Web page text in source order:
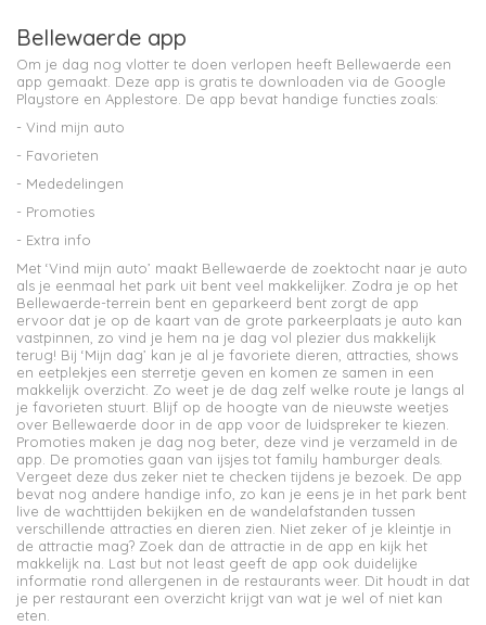
Bellewaerde app
Om je dag nog vlotter te doen verlopen heeft Bellewaerde een
app gemaakt. Deze app is gratis te downloaden via de Google
Playstore en Applestore. De app bevat handige functies zoals:
- Vind mijn auto
- Favorieten
- Mededelingen
- Promoties
- Extra info
Met ‘Vind mijn auto’ maakt Bellewaerde de zoektocht naar je auto
als je eenmaal het park uit bent veel makkelijker. Zodra je op het
Bellewaerde-terrein bent en geparkeerd bent zorgt de app
ervoor dat je op de kaart van de grote parkeerplaats je auto kan
vastpinnen, zo vind je hem na je dag vol plezier dus makkelijk
terug! Bij ‘Mijn dag’ kan je al je favoriete dieren, attracties, shows
en eetplekjes een sterretje geven en komen ze samen in een
makkelijk overzicht. Zo weet je de dag zelf welke route je langs al
je favorieten stuurt. Blijf op de hoogte van de nieuwste weetjes
over Bellewaerde door in de app voor de luidspreker te kiezen.
Promoties maken je dag nog beter, deze vind je verzameld in de
app. De promoties gaan van ijsjes tot family hamburger deals.
Vergeet deze dus zeker niet te checken tijdens je bezoek. De app
bevat nog andere handige info, zo kan je eens je in het park bent
live de wachttijden bekijken en de wandelafstanden tussen
verschillende attracties en dieren zien. Niet zeker of je kleintje in
de attractie mag? Zoek dan de attractie in de app en kijk het
makkelijk na. Last but not least geeft de app ook duidelijke
informatie rond allergenen in de restaurants weer. Dit houdt in dat
je per restaurant een overzicht krijgt van wat je wel of niet kan
eten.